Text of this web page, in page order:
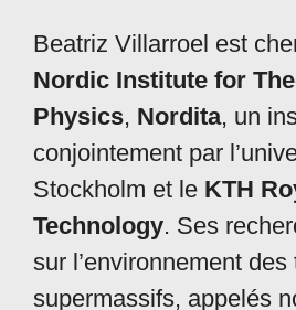
Beatriz Villarroel est
Nordic Institute for
Physics, Nordita, un
conjointement par
Stockholm et le KTH
Technology. Ses
sur l’environnement
supermassifs, appelés